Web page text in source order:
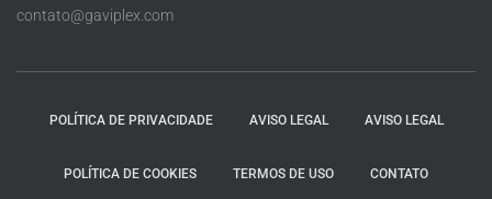
contato@gaviplex.com
POLÍTICA DE PRIVACIDADE AVISO LEGAL AVISO LEGAL
POLÍTICA DE COOKIES TERMOS DE USO CONTATO